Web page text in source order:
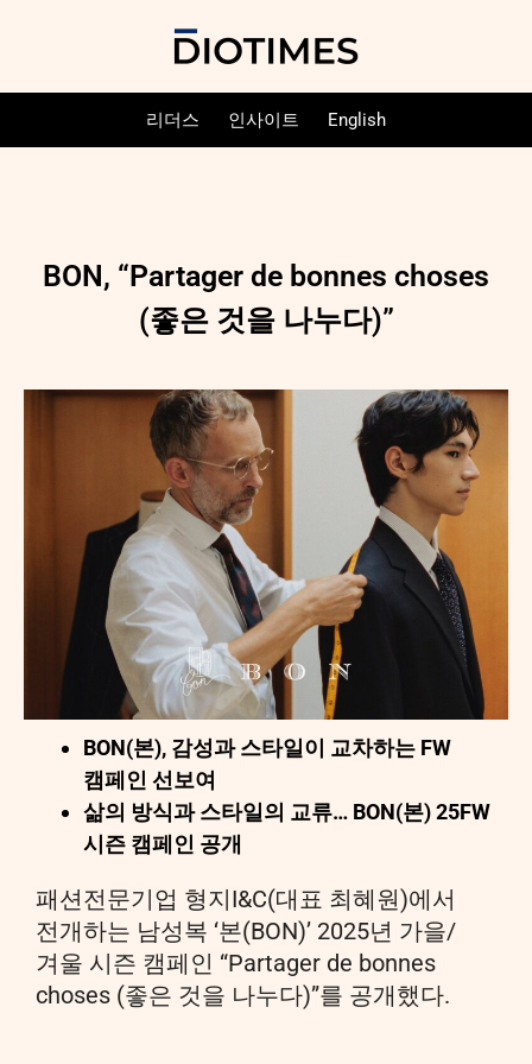
리더스 인사이트 English
BON, “Partager de bonnes choses
(좋은 것을 나누다)”
BON(본), 감성과 스타일이 교차하는 FW
캠페인 선보여
삶의 방식과 스타일의 교류… BON(본) 25FW
시즌 캠페인 공개
패션전문기업 형지I&C(대표 최혜원)에서
전개하는 남성복 ‘본(BON)’ 2025년 가을/
겨울 시즌 캠페인 “Partager de bonnes
choses (좋은 것을 나누다)”를 공개했다.